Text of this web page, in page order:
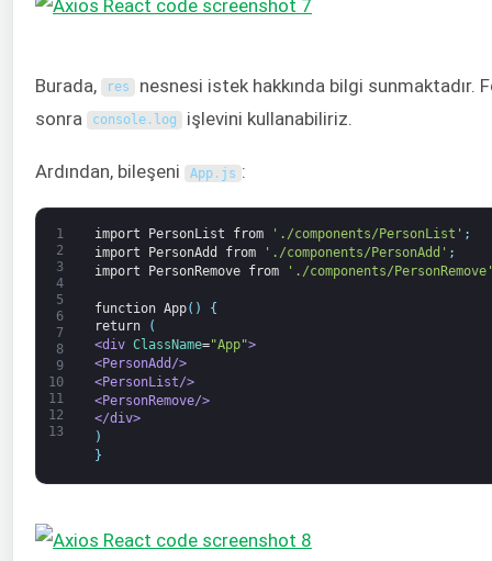
Burada, res nesnesi istek hakkında bilgi sunmaktadır.
sonra
console. log işlevini kullanabiliriz.
Ardından, bileşeni App. js :
1
2
3
4
5
6
7
8
9
10
11
12
13
import PersonList from './components/PersonList' ;
import
PersonAdd from './components/PersonAdd' ;
import
PersonRemove from './components/
function App( )
{
return
(
<div ClassName="App">
<PersonAdd/>
<PersonList/>
<PersonRemove/>
</div>
)
}